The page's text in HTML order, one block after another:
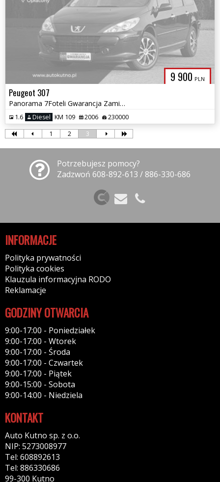
9 900 PLN
Peugeot 307
Panorama 7Foteli Gwarancja Zamiana Raty
1.6 Diesel KM 109 2006 230000
1 2 3
Potrzebujesz pomocy?
Zadzwoń 608-892-613 / 886-330-686
INFORMACJE
Polityka prywatności
Polityka cookies
Klauzula informacyjna RODO
Reklamacje
GODZINY OTWARCIA
9:00-17:00 - Poniedziałek
9:00-17:00 - Wtorek
9:00-17:00 - Środa
9:00-17:00 - Czwartek
9:00-17:00 - Piątek
9:00-15:00 - Sobota
9:00-14:00 - Niedziela
KONTAKT
Auto Kutno sp. z o.o.
NIP: 5273008977
Tel: 608892613
Tel: 886330686
99-300 Kutno